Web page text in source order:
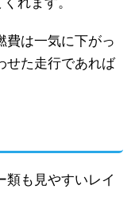
費は一気に下がっ
せた走行であれば
類も見やすいレイ